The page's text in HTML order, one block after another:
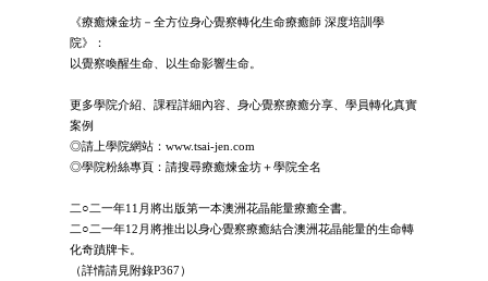
《療癒煉金坊－全方位身心覺察轉化生命療癒師 深度培訓學
院》：
以覺察喚醒生命、以生命影響生命。
更多學院介紹、課程詳細內容、身心覺察療癒分享、學員轉化真實
案例
◎請上學院網站：www.tsai-jen.com
◎學院粉絲專頁：請搜尋療癒煉金坊＋學院全名
二○二一年11月將出版第一本澳洲花晶能量療癒全書。
二○二一年12月將推出以身心覺察療癒結合澳洲花晶能量的生命轉
化奇蹟牌卡。
（詳情請見附錄P367）